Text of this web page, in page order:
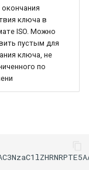
стоимости
инженерной
уровень
DevOps-
платформенный
ключа в
ISO. Можно
пустым для
ключа, не
по